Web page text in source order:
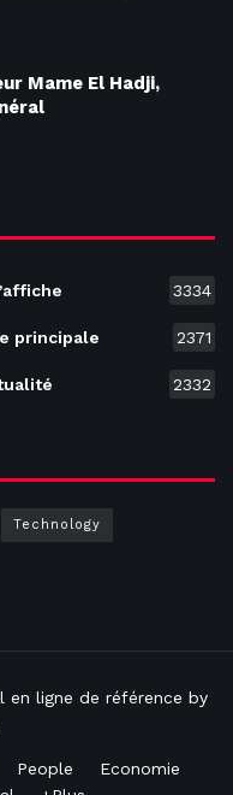
Mame El Hadji,
3334
principale 2371
2332
Technology
ligne de référence by
People
Economie